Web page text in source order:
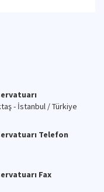
- İstanbul / Türkiye
Telefon
Fax